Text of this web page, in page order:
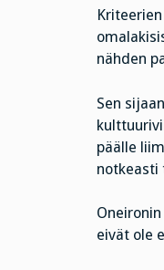
nähden
Sen
päälle
notkeasti
eivät ole